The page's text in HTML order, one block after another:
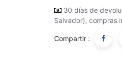
30 días de
Salvador), compras
Compartir :